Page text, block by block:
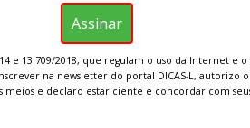
e 13.709/2018, que regulam o uso da Internet e
na newsletter do portal DICAS-L, autorizo
meios e declaro estar ciente e concordar com